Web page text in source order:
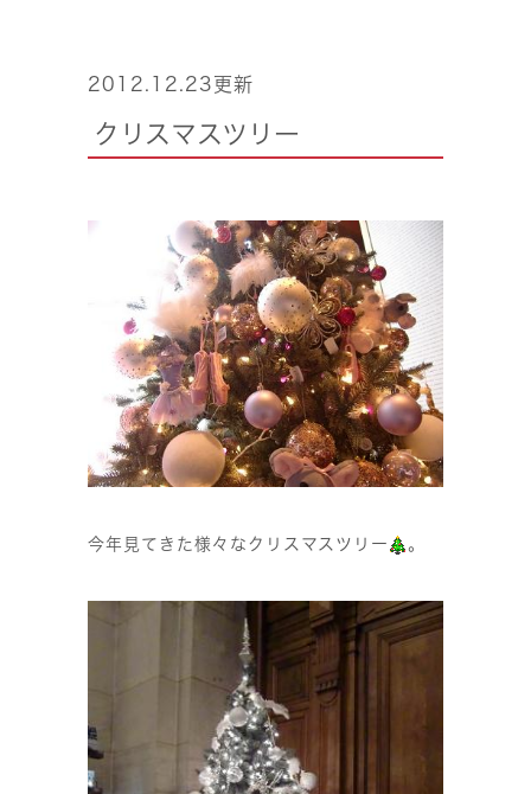
2012.12.23更新
クリスマスツリー
今年見てきた様々なクリスマスツリー 。